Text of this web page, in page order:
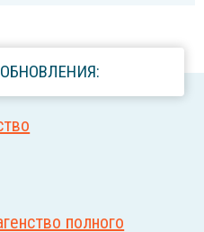
полного